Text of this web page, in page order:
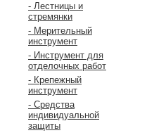
- Лестницы и
стремянки
- Мерительный
инструмент
- Инструмент для
отделочных работ
- Крепежный
инструмент
- Средства
индивидуальной
защиты